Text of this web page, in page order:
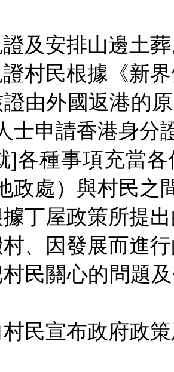
及安排山邊土
村民根據《新
由外國返港的
士申請香港身分
]各種事項充當
政處）與村民之
丁屋政策所提
、因發展而進
民關心的問題
民宣布政府政